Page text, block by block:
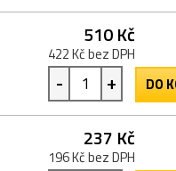
510 Kč
422 Kč bez DPH
- + DO
237 Kč
196 Kč bez DPH